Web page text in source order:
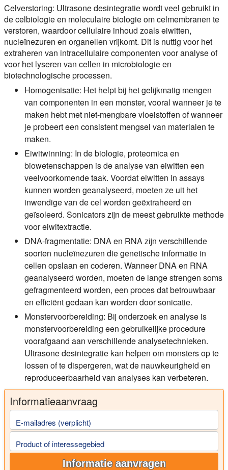
Celverstoring: Ultrasone desintegratie wordt veel gebruikt in
de celbiologie en moleculaire biologie om celmembranen te
verstoren, waardoor cellulaire inhoud zoals eiwitten,
nucleïnezuren en organellen vrijkomt. Dit is nuttig voor het
extraheren van intracellulaire componenten voor analyse of
voor het lyseren van cellen in microbiologie en
biotechnologische processen.
Homogenisatie: Het helpt bij het gelijkmatig mengen
van componenten in een monster, vooral wanneer je te
maken hebt met niet-mengbare vloeistoffen of wanneer
je probeert een consistent mengsel van materialen te
maken.
Eiwitwinning: In de biologie, proteomica en
biowetenschappen is de analyse van eiwitten een
veelvoorkomende taak. Voordat eiwitten in assays
kunnen worden geanalyseerd, moeten ze uit het
inwendige van de cel worden geëxtraheerd en
geïsoleerd. Sonicators zijn de meest gebruikte methode
voor eiwitextractie.
DNA-fragmentatie: DNA en RNA zijn verschillende
soorten nucleïnezuren die genetische informatie in
cellen opslaan en coderen. Wanneer DNA en RNA
geanalyseerd worden, moeten de lange strengen soms
gefragmenteerd worden, een proces dat betrouwbaar
en efficiënt gedaan kan worden door sonicatie.
Monstervoorbereiding: Bij onderzoek en analyse is
monstervoorbereiding een gebruikelijke procedure
voorafgaand aan verschillende analysetechnieken.
Ultrasone desintegratie kan helpen om monsters op te
lossen of te dispergeren, wat de nauwkeurigheid en
reproduceerbaarheid van analyses kan verbeteren.
Informatieaanvraag
E-mailadres (verplicht)
Product of interessegebied
Informatie aanvragen